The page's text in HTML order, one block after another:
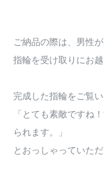
ご納品の際は、男性
指輪を受け取りにお
完成した指輪をご覧
「とても素敵ですね
られます。」
とおっしゃっていただ